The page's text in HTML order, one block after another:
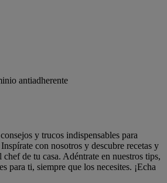
y trucos indispensables para
con nosotros y descubre recetas y
de tu casa. Adéntrate en nuestros tips,
para ti, siempre que los necesites. ¡Echa